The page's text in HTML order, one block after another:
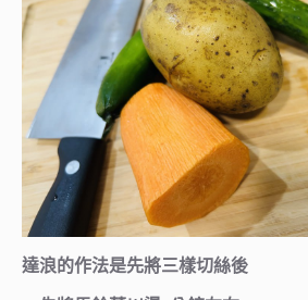
達浪的作法是先將三樣切絲後